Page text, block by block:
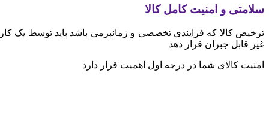
سلامتی و امنیت کامل کالا
ترخیص کالا که فرایندی تخصصی و زمانبرمی باشد باید توسط یک
غیر قابل جبران قرار دهد
امنیت کالای شما در درجه اول اهمیت قرار دارد